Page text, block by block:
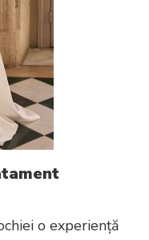
o experiență